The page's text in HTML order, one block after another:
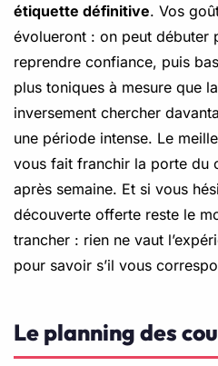
étiquette définitive. Vos
évolueront : on peut débuter
reprendre confiance, puis
plus toniques à mesure que
inversement chercher
une période intense. Le
vous fait franchir la porte du
après semaine. Et si vous
découverte offerte reste le
trancher : rien ne vaut
pour savoir s’il vous
Le planning des